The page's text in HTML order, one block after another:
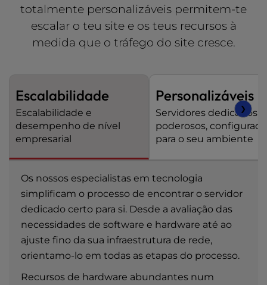
totalmente personalizáveis permitem-te
escalar o teu site e os teus recursos à
medida que o tráfego do site cresce.
Escalabilidade
Escalabilidade e
desempenho de nível
empresarial
Personalizáveis
Servidores dedicados
poderosos,
para o seu ambiente
❯
Os nossos especialistas em tecnologia
simplificam o processo de encontrar o servidor
dedicado certo para si. Desde a avaliação das
necessidades de software e hardware até ao
ajuste fino da sua infraestrutura de rede,
orientamo-lo em todas as etapas do processo.
Recursos de hardware abundantes num